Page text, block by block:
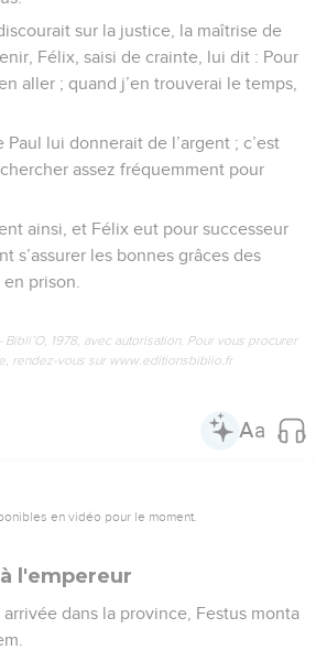
sur la justice, la maîtrise de
Félix, saisi de crainte, lui dit : Pour
aller ; quand j’en trouverai le temps,
Paul lui donnerait de l’argent ; c’est
assez fréquemment pour
ainsi, et Félix eut pour successeur
s’assurer les bonnes grâces des
prison.
1978, avec autorisation. Pour vous procurer
rendez-vous sur www.editionsbiblio.fr
en vidéo pour le moment.
l'empereur
dans la province, Festus monta